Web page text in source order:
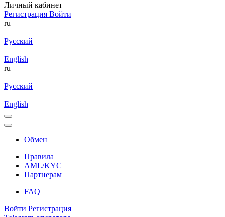
Личный кабинет
Регистрация Войти
ru
Русский
English
ru
Русский
English
Обмен
Правила
AML/KYC
Партнерам
FAQ
Войти Регистрация